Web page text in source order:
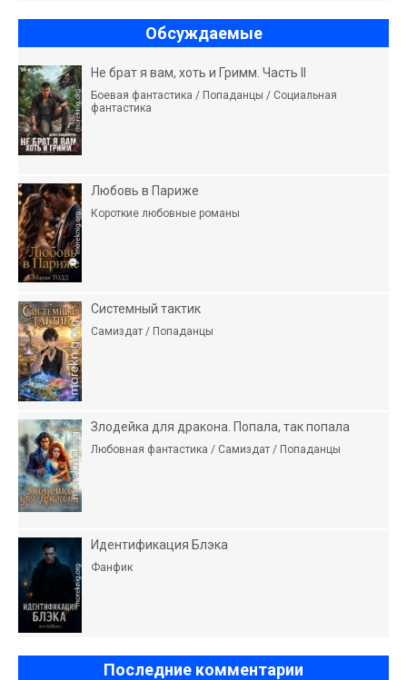
Обсуждаемые
Не брат я вам, хоть и Гримм. Часть II
Боевая фантастика / Попаданцы / Социальная
фантастика
Любовь в Париже
Короткие любовные романы
Системный тактик
Самиздат / Попаданцы
Злодейка для дракона. Попала, так попала
Любовная фантастика / Самиздат / Попаданцы
Идентификация Блэка
Фанфик
Последние комментарии